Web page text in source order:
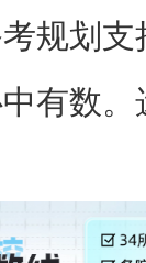
规划
有数